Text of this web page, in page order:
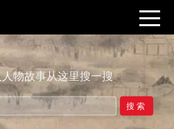
物故事从这里搜一搜
搜索